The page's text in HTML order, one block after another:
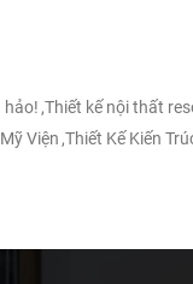
hảo! ,Thiết kế nội thất
Viện ,Thiết Kế Kiến